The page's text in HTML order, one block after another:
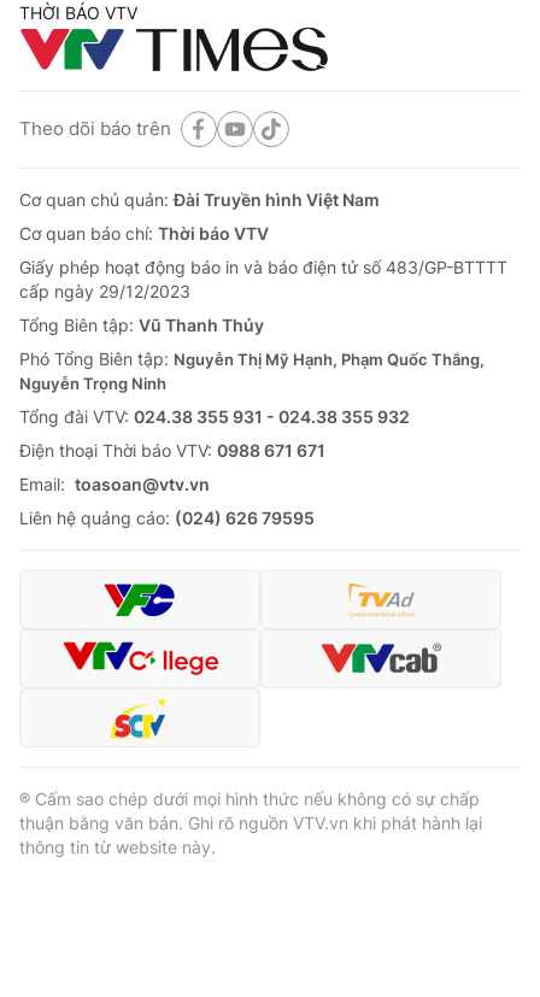
THỜI BÁO VTV
Theo dõi báo trên
Cơ quan chủ quản:Đài Truyền hình Việt Nam
Cơ quan báo chí: Thời báo VTV
Giấy phép hoạt động báo in và báo điện tử số 483/GP-BTTTT
cấp ngày 29/12/2023
Tổng Biên tập: Vũ Thanh Thủy
Phó Tổng Biên tập: Nguyễn Thị Mỹ Hạnh, Phạm Quốc Thắng,
Nguyễn Trọng Ninh
Tổng đài VTV: 024.38 355 931 - 024.38 355 932
Ðiện thoại Thời báo VTV: 0988 671 671
Email: toasoan@vtv.vn
Liên hệ quảng cáo: (024) 626 79595
® Cấm sao chép dưới mọi hình thức nếu không có sự chấp
thuận bằng văn bản. Ghi rõ nguồn VTV.vn khi phát hành lại
thông tin từ website này.